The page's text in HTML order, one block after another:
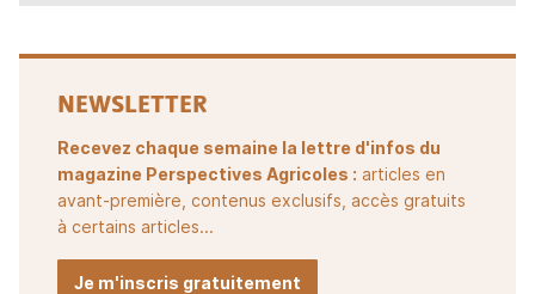
NEWSLETTER
Recevez chaque semaine la lettre d'infos du
magazine Perspectives Agricoles : articles en
avant-première, contenus exclusifs, accès gratuits
à certains articles...
Je m'inscris gratuitement